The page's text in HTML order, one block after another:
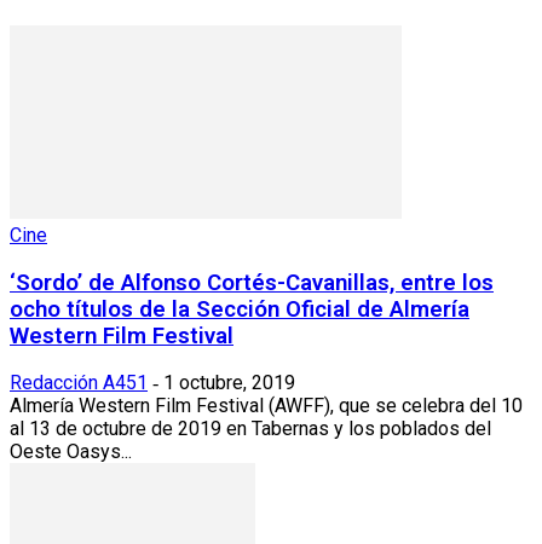
Cine
‘Sordo’ de Alfonso Cortés-Cavanillas, entre los
ocho títulos de la Sección Oficial de Almería
Western Film Festival
Redacción A451 - 1 octubre, 2019
Almería Western Film Festival (AWFF), que se celebra del 10
al 13 de octubre de 2019 en Tabernas y los poblados del
Oeste Oasys...